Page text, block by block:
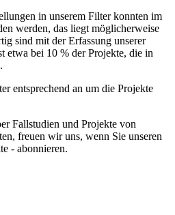
in unserem Filter konnten im
werden, das liegt möglicherweise
sind mit der Erfassung unserer
etwa bei 10 % der Projekte, die in
entsprechend an um die Projekte
Fallstudien und Projekte von
freuen wir uns, wenn Sie unseren
- abonnieren.